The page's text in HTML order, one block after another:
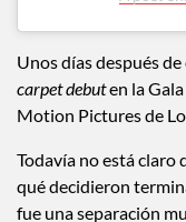
Unos días después
carpet debuten la
Todavía no está claro
qué decidieron